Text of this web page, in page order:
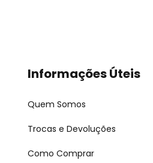
Informações Úteis
Quem Somos
Trocas e Devoluções
Como Comprar